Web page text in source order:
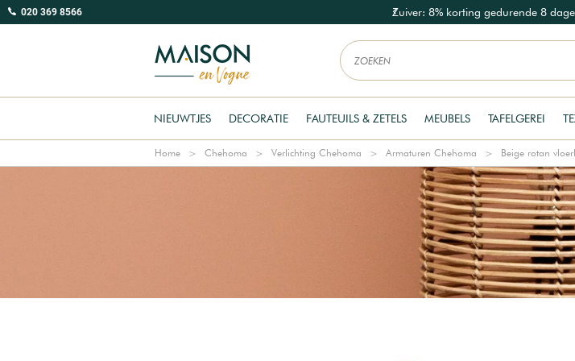
020 369 8566 Zuiver: 8% korting gedurende 8
NIEUWTJES DECORATIE FAUTEUILS & ZETELS MEUBELS TAFELGEREI
Home Chehoma Verlichting Chehoma Armaturen Chehoma Beige rotan